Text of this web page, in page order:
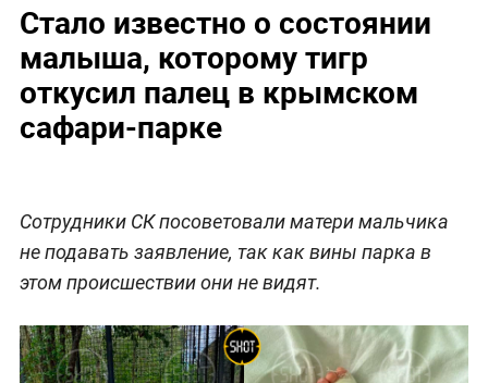
Стало известно о состоянии
малыша, которому тигр
откусил палец в крымском
сафари-парке
Сотрудники СК посоветовали матери мальчика
не подавать заявление, так как вины парка в
этом происшествии они не видят.